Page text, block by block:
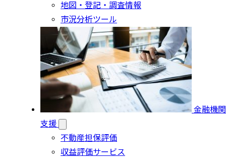
地図・登記・調査情報
市況分析ツール
金融機関
支援
不動産担保評価
収益評価サービス